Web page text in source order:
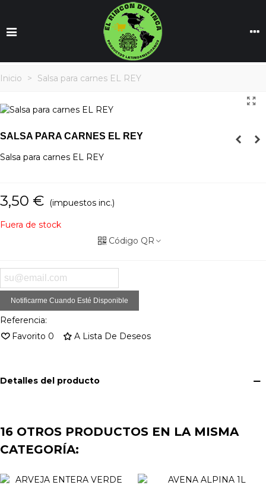
Inicio > Salsa para carnes EL REY
SALSA PARA CARNES EL REY
Salsa para carnes EL REY
3,50 € (impuestos inc.)
Fuera de stock
Código QR
Notificarme Cuando Esté Disponible
Referencia:
Favorito 0 A Lista De Deseos
Detalles del producto
16 OTROS PRODUCTOS EN LA MISMA
CATEGORÍA: